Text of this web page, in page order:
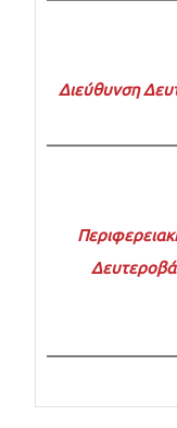
Διεύθυνση